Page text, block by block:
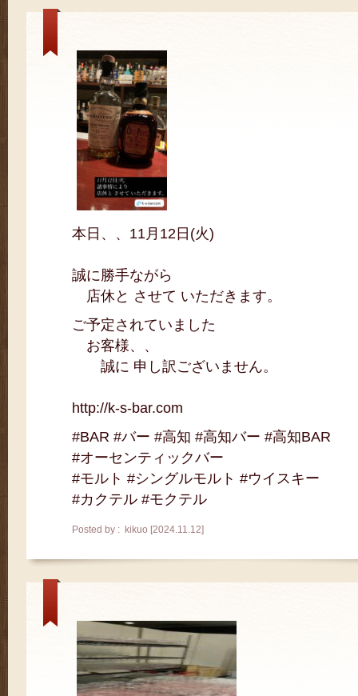
本日、、11月12日(火)
誠に勝手ながら
店休と させて いただきます。
ご予定されていました
お客様、、
誠に 申し訳ございません。
http://k-s-bar.com
#BAR #バー #高知 #高知バー #高知BAR
#オーセンティックバー
#モルト #シングルモルト #ウイスキー
#カクテル #モクテル
Posted by : kikuo [2024.11.12]